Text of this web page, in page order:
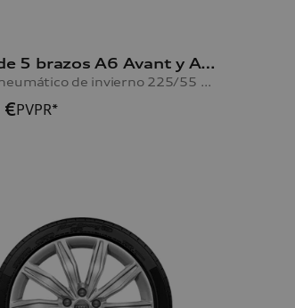
Rueda de 5 brazos A6 Avant y A6 Limousine
8,0Jx18, neumático de invierno 225/55 R18 102V XL, izquierda
€PVPR*